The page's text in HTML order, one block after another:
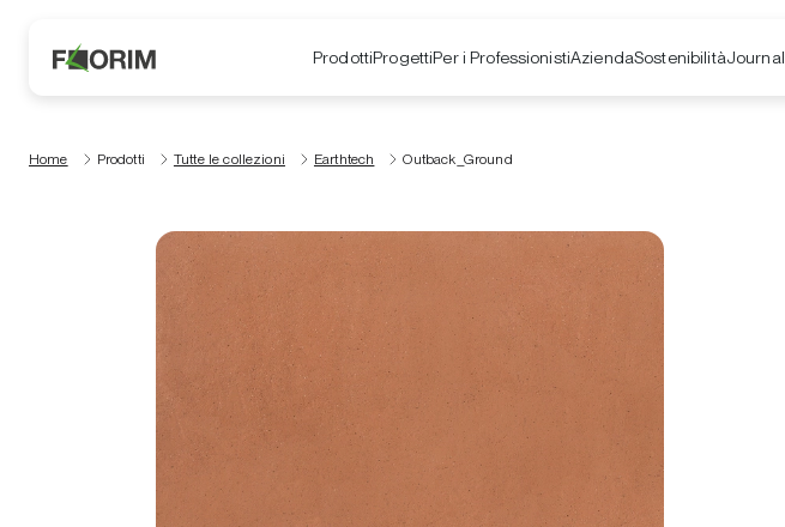
ProdottiProgettiPer i ProfessionistiAziendaSostenibilitàJournal
Home Prodotti Tutte le collezioni Earthtech Outback_Ground